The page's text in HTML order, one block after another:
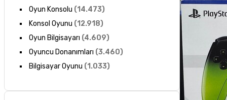
Oyun Konsolu (14.473)
Konsol Oyunu (12.918)
Oyun Bilgisayarı (4.609)
Oyuncu Donanımları (3.460)
Bilgisayar Oyunu (1.033)